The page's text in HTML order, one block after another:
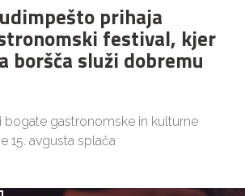
prihaja
festival, kjer
boršča služi dobremu
bogate gastronomske in kulturne
15. avgusta splača